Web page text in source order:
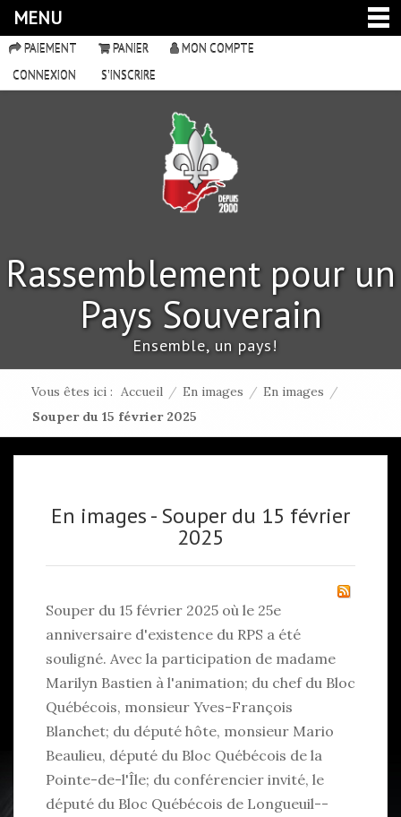
MENU
PAIEMENT PANIER
MON COMPTE
CONNEXION
S'INSCRIRE
Rassemblement pour un
Pays Souverain
Ensemble, un pays!
Vous êtes ici : Accueil / En images / En images /
Souper du 15 février 2025
En images - Souper du 15 février
2025
Souper du 15 février 2025 où le 25e
anniversaire d'existence du RPS a été
souligné. Avec la participation de madame
Marilyn Bastien à l'animation; du chef du Bloc
Québécois, monsieur Yves-François
Blanchet; du député hôte, monsieur Mario
Beaulieu, député du Bloc Québécois de la
Pointe-de-l'Île; du conférencier invité, le
député du Bloc Québécois de Longueuil--